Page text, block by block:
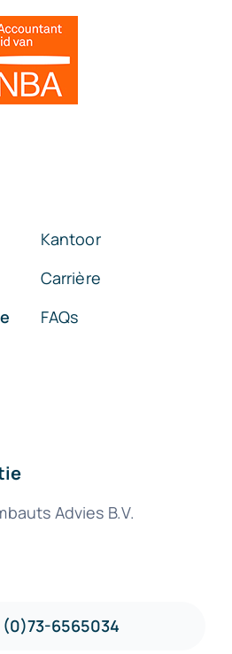
Kantoor
Carrière
FAQs
Advies B.V.
(0)73-6565034